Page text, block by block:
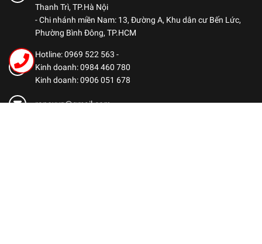
Thanh Trì, TP.Hà Nội
- Chi nhánh miền Nam: 13, Đường A, Khu dân cư Bến Lức,
Phường Bình Đông, TP.HCM
Hotline: 0969 522 563 -
Kinh doanh: 0984 460 780
Kinh doanh: 0906 051 678
ranoxvn@gmail.com